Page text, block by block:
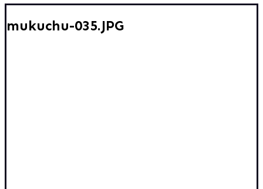
mukuchu-035.JPG